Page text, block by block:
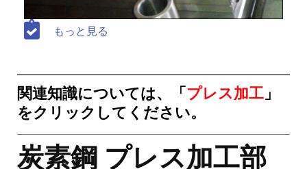
もっと見る
関連知識については、「 プレス加工 」
をクリックしてください。
炭素鋼 プレス加工部